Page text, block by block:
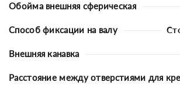
Обойма внешняя сферическая
Способ фиксации на валу
Внешняя канавка
Расстояние между отверстиями для